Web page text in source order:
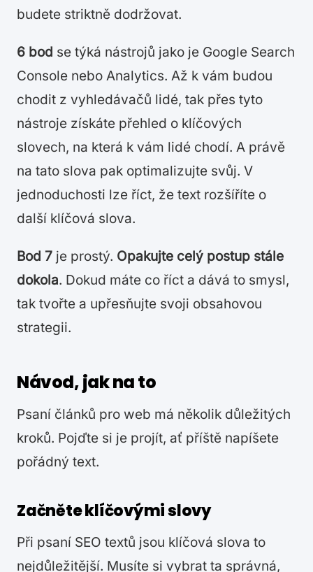
budete striktně dodržovat.
6 bod se týká nástrojů jako je Google Search
Console nebo Analytics. Až k vám budou
chodit z vyhledávačů lidé, tak přes tyto
nástroje získáte přehled o klíčových
slovech, na která k vám lidé chodí. A právě
na tato slova pak optimalizujte svůj. V
jednoduchosti lze říct, že text rozšíříte o
další klíčová slova.
Bod 7 je prostý. Opakujte celý postup stále
dokola. Dokud máte co říct a dává to smysl,
tak tvořte a upřesňujte svoji obsahovou
strategii.
Návod, jak na to
Psaní článků pro web má několik důležitých
kroků. Pojďte si je projít, ať příště napíšete
pořádný text.
Začněte klíčovými slovy
Při psaní SEO textů jsou klíčová slova to
nejdůležitější. Musíte si vybrat ta správná,